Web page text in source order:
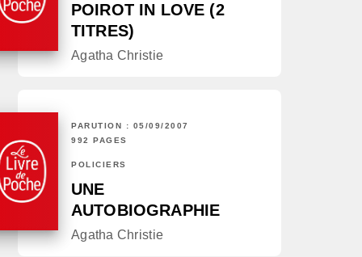
POIROT IN LOVE (2
TITRES)
Agatha Christie
PARUTION : 05/09/2007
992 PAGES
POLICIERS
UNE
AUTOBIOGRAPHIE
Agatha Christie